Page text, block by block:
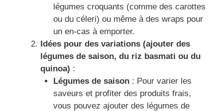
légumes croquants (comme des carottes
ou du céleri) ou même à des wraps pour
un en-cas à emporter.
Idées pour des variations (ajouter des
légumes de saison, du riz basmati ou du
quinoa) :
Légumes de saison: Pour varier les
saveurs et profiter des produits frais,
vous pouvez ajouter des légumes de